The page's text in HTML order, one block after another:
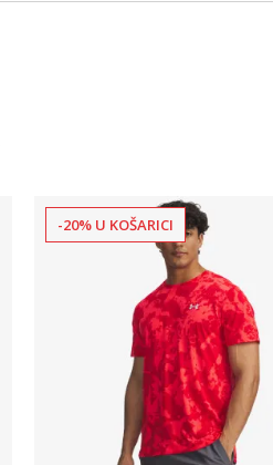
-20% U KOŠARICI